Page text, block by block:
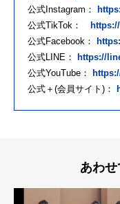
公式Instagram：
公式TikTok：
公式Facebook：
公式LINE：
https://
公式YouTube：
公式＋(会員サイト)：
あわ